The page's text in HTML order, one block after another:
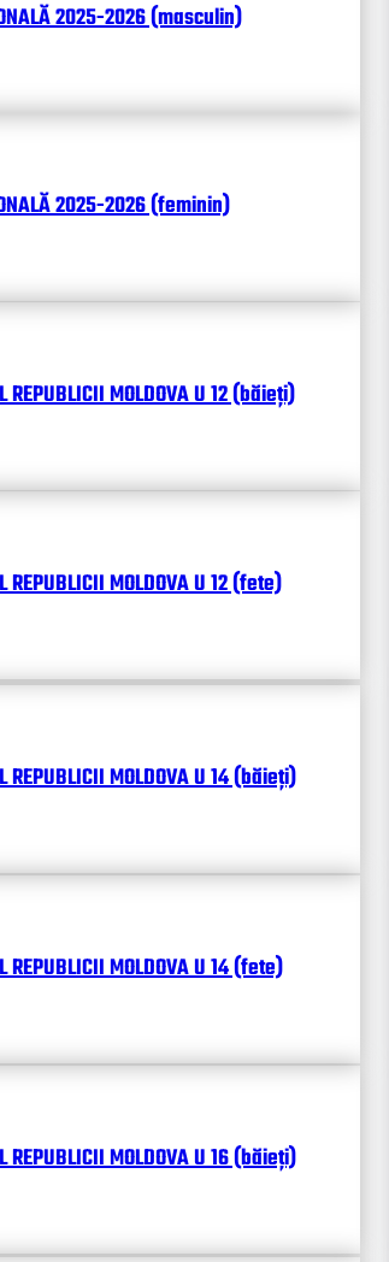
2025-2026 (masculin)
2025-2026 (feminin)
REPUBLICII MOLDOVA U 12 (băieți)
REPUBLICII MOLDOVA U 12 (fete)
REPUBLICII MOLDOVA U 14 (băieți)
REPUBLICII MOLDOVA U 14 (fete)
REPUBLICII MOLDOVA U 16 (băieți)